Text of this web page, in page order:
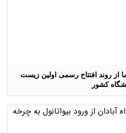
روند افتتاح رسمی اولین زیست
کشور